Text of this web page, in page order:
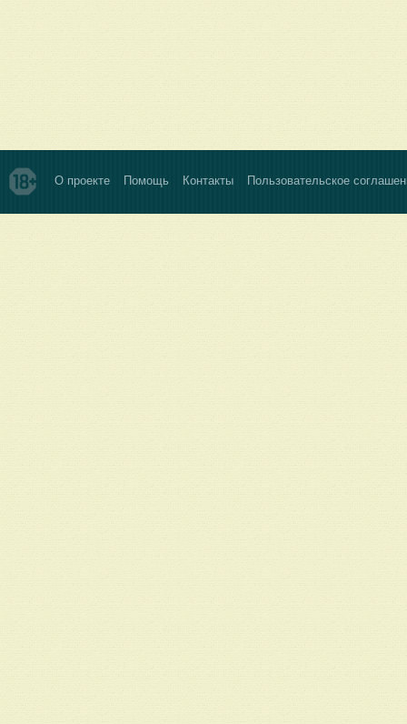
О проекте Помощь Контакты Пользовательское